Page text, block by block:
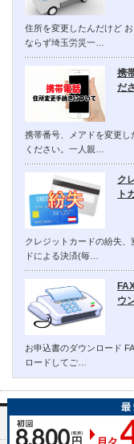
住所を変更したんだけど
ならず埼玉労災一…
携
だ
携帯番号、メアドを変更
ください。一人親…
ク
ト
クレジットカードの紛失
ドによる決済(毎…
ウ
お申込書のダウンロード
ロードしてご…
埼玉労災一人親方部会につ